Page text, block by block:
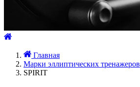
Главная
Марки эллиптических тренажеров
SPIRIT